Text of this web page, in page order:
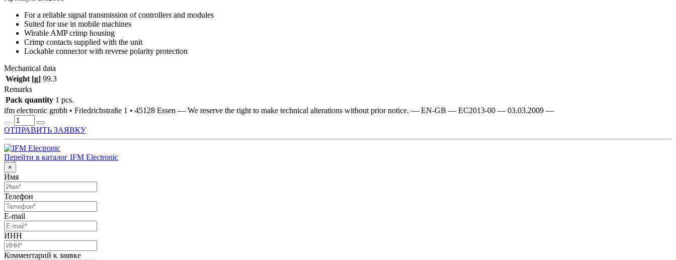
For a reliable signal transmission of controllers and modules
Suited for use in mobile machines
Wirable AMP crimp housing
Crimp contacts supplied with the unit
Lockable connector with reverse polarity protection
Mechanical data
Weight [g] 99.3
Remarks
Pack quantity 1 pcs.
ifm electronic gmbh • Friedrichstraße 1 • 45128 Essen — We reserve the right to make technical alterations without prior notice. — EN-GB — EC2013-00 — 03.03.2009 —
ОТПРАВИТЬ ЗАЯВКУ
Перейти в каталог IFM Electronic
×
Имя
Телефон
E-mail
ИНН
Комментарий к заявке